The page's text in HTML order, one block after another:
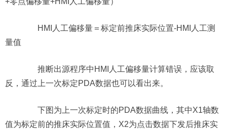
HMI人工偏移量＝标定前推床实际位置-HMI人工测
量值
推断出源程序中HMI人工偏移量计算错误，应该取
反，通过上一次标定PDA数据也可以看出来。
下图为上一次标定时的PDA数据曲线，其中X1轴数
值为标定前的推床实际位置值，X2为点击数据下发后推床实